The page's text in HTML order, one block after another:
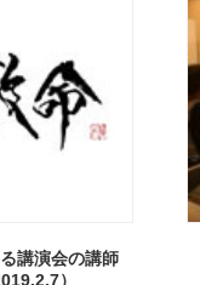
講演会の講師
）